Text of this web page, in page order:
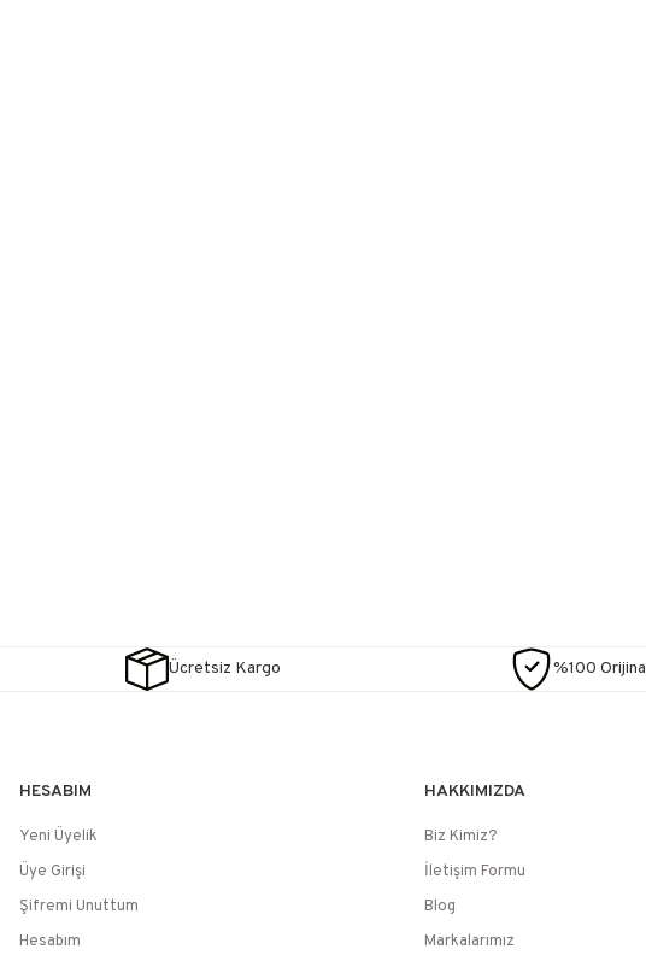
Ücretsiz Kargo %100
HESABIM
Yeni Üyelik
Üye Girişi
Şifremi Unuttum
Hesabım
HAKKIMIZDA
Biz Kimiz?
İletişim Formu
Blog
Markalarımız